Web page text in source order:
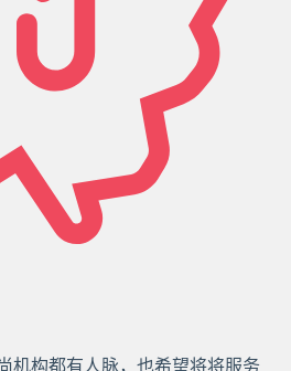
机构都有人脉，也希望将将服务